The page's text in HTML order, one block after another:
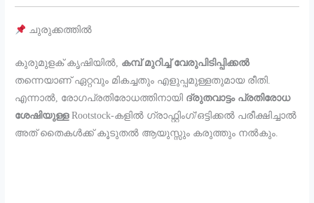
ചുരുക്കത്തിൽ
കുരുമുളക് കൃഷിയിൽ, കമ്പ് മുറിച്ച് വേരുപിടിപ്പിക്കൽ
തന്നെയാണ് ഏറ്റവും മികച്ചതും എളുപ്പമുള്ളതുമായ രീതി.
എന്നാൽ, രോഗപ്രതിരോധത്തിനായി ദ്രുതവാട്ടം പ്രതിരോധ
ശേഷിയുള്ളRootstock-കളിൽ ഗ്രാഫ്റ്റിംഗ്/ഒട്ടിക്കൽ പരീക്ഷിച്ചാൽ
അത് തൈകൾക്ക് കൂടുതൽ ആയുസ്സും കരുത്തും നൽകും.